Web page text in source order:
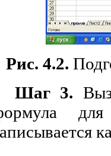
Рис. 4.2.
Шаг 3.